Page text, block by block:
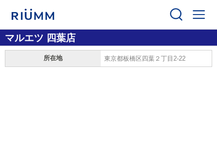
マルエツ 四葉店
所在地 東京都板橋区四葉２丁目2-22